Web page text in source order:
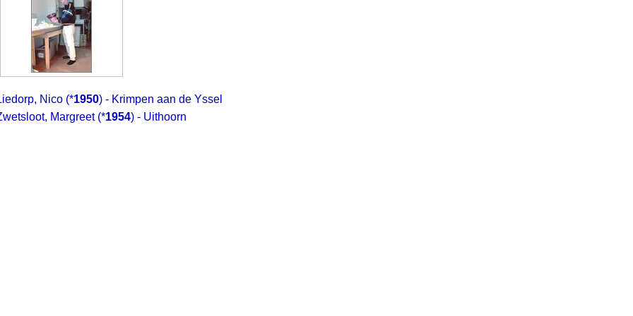
Nico (*1950) - Krimpen aan de Yssel
Margreet (*1954) - Uithoorn